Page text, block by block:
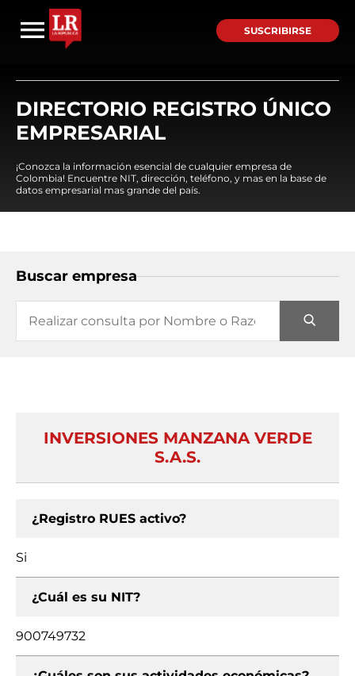
SUSCRIBIRSE
DIRECTORIO REGISTRO ÚNICO
EMPRESARIAL
¡Conozca la información esencial de cualquier empresa de
Colombia! Encuentre NIT, dirección, teléfono, y mas en la base de
datos empresarial mas grande del país.
Buscar empresa
INVERSIONES MANZANA VERDE
S.A.S.
¿Registro RUES activo?
Si
¿Cuál es su NIT?
900749732